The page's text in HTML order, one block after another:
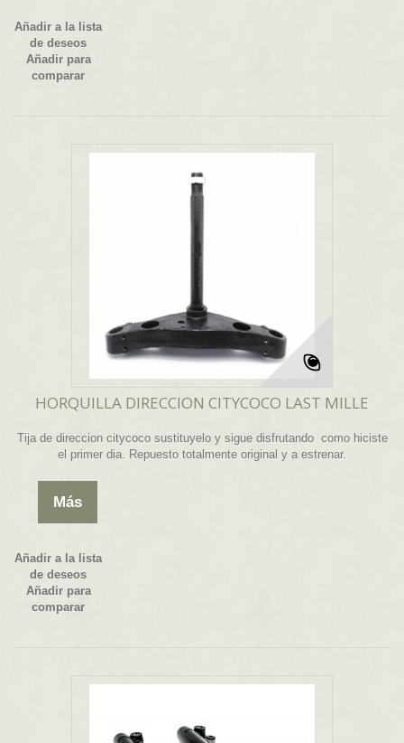
Añadir a la lista
de deseos
Añadir para
comparar
HORQUILLA DIRECCION CITYCOCO LAST MILLE
Tija de direccion citycoco sustituyelo y sigue disfrutando como hiciste
el primer dia. Repuesto totalmente original y a estrenar.
Más
Añadir a la lista
de deseos
Añadir para
comparar